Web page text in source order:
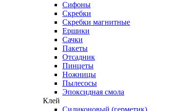
Сифоны
Скребки
Скребки магнитные
Ершики
Сачки
Пакеты
Отсадник
Пинцеты
Ножницы
Пылесосы
Эпоксидная смола
Клей
Силиконовый (герметик)